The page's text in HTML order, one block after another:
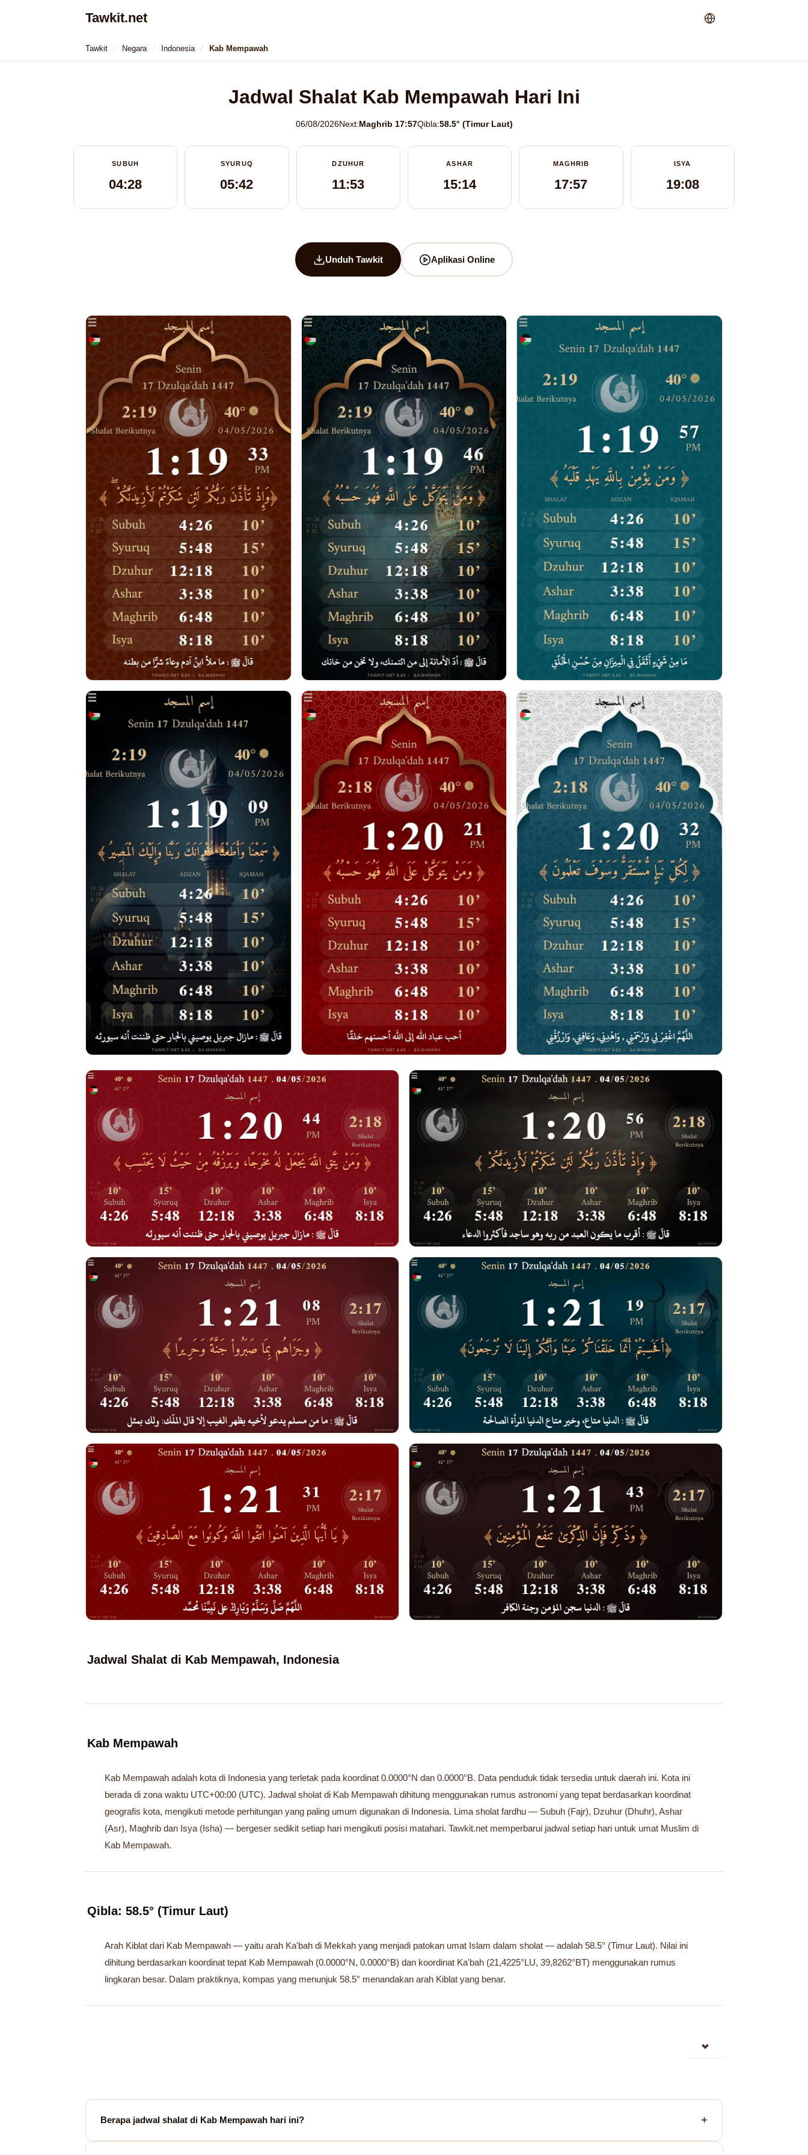
Tawkit.net
Tawkit Negara Indonesia Kab Mempawah
Jadwal Shalat Kab Mempawah Hari Ini
06/08/2026Next:Maghrib 17:57Qibla:58.5° (Timur Laut)
SUBUH
04:28
SYURUQ
05:42
DZUHUR
11:53
ASHAR
15:14
MAGHRIB
17:57
ISYA
19:08
Unduh Tawkit Aplikasi Online
Jadwal Shalat di Kab Mempawah, Indonesia
Kab Mempawah
Kab Mempawah adalah kota di Indonesia yang terletak pada koordinat 0.0000°N dan 0.0000°B. Data penduduk tidak tersedia untuk daerah ini. Kota ini
berada di zona waktu UTC+00:00 (UTC). Jadwal sholat di Kab Mempawah dihitung menggunakan rumus astronomi yang tepat berdasarkan koordinat
geografis kota, mengikuti metode perhitungan yang paling umum digunakan di Indonesia. Lima sholat fardhu — Subuh (Fajr), Dzuhur (Dhuhr), Ashar
(Asr), Maghrib dan Isya (Isha) — bergeser sedikit setiap hari mengikuti posisi matahari. Tawkit.net memperbarui jadwal setiap hari untuk umat Muslim di
Kab Mempawah.
Qibla: 58.5° (Timur Laut)
Arah Kiblat dari Kab Mempawah — yaitu arah Ka'bah di Mekkah yang menjadi patokan umat Islam dalam sholat — adalah 58.5° (Timur Laut). Nilai ini
dihitung berdasarkan koordinat tepat Kab Mempawah (0.0000°N, 0.0000°B) dan koordinat Ka'bah (21,4225°LU, 39,8262°BT) menggunakan rumus
lingkaran besar. Dalam praktiknya, kompas yang menunjuk 58.5° menandakan arah Kiblat yang benar.
Berapa jadwal shalat di Kab Mempawah hari ini?